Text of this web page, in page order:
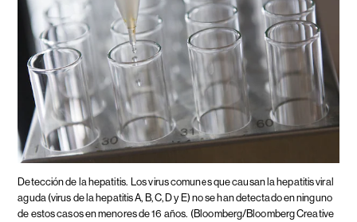
Detección de la hepatitis.
Los virus comunes que causan la hepatitis viral
aguda (virus de la hepatitis A, B, C, D y E) no se han detectado en ninguno
de estos casos en menores de 16 años. (Bloomberg/Bloomberg Creative